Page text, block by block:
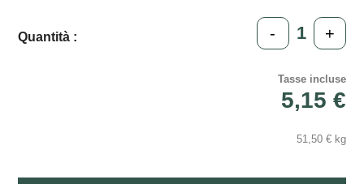
Quantità : - +
Tasse incluse
5,15 €
51,50 € kg